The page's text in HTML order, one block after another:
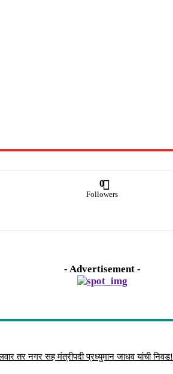
0
Followers
- Advertisement -
तर नगर सह मंत्रीपदी प्रध्युमान जाधव यांची निवड!